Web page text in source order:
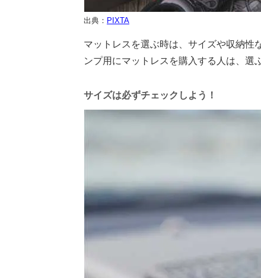
出典： PIXTA
マットレスを選ぶ時は、サイズや収納性
ンプ用にマットレスを購入する人は、選
サイズは必ずチェックしよう！